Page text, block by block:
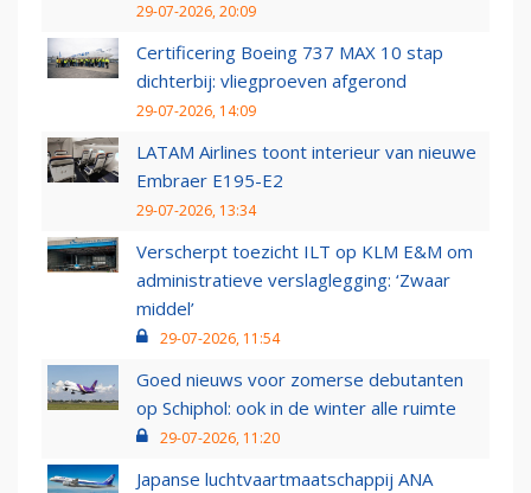
29-07-2026, 20:09
Certificering Boeing 737 MAX 10 stap
dichterbij: vliegproeven afgerond
29-07-2026, 14:09
LATAM Airlines toont interieur van nieuwe
Embraer E195-E2
29-07-2026, 13:34
Verscherpt toezicht ILT op KLM E&M om
administratieve verslaglegging: ‘Zwaar
middel’
29-07-2026, 11:54
Goed nieuws voor zomerse debutanten
op Schiphol: ook in de winter alle ruimte
29-07-2026, 11:20
Japanse luchtvaartmaatschappij ANA